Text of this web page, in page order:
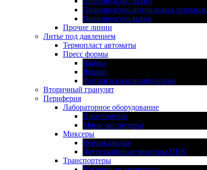
Производство нитриловых перчаток
Производство масок
Прочие линии
Литье под давлением
Термопласт автоматы
Пресс формы
Ванны
Ящики
Фитинги канализационные
Вторичный гранулят
Периферия
Лабораторное оборудование
Пластометры
Мини-экструдеры
Миксеры
Вертикальные
Двухстадийные миксеры ПВХ
Транспортеры